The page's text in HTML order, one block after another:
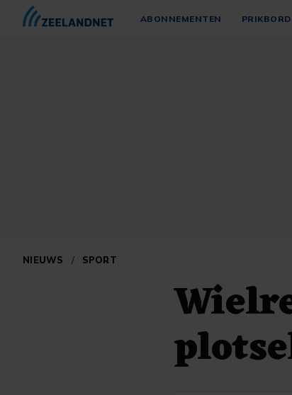
ABONNEMENTEN PRIKBORD
NIEUWS / SPORT